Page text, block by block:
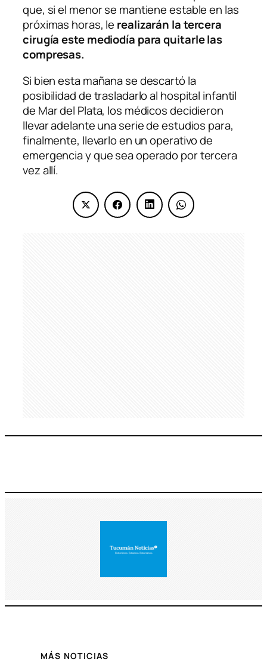
que, si el menor se mantiene estable en las
próximas horas, le realizarán la tercera
cirugía este mediodía para quitarle las
compresas.
Si bien esta mañana se descartó la
posibilidad de trasladarlo al hospital infantil
de Mar del Plata, los médicos decidieron
llevar adelante una serie de estudios para,
finalmente, llevarlo en un operativo de
emergencia y que sea operado por tercera
vez allí.
MÁS NOTICIAS